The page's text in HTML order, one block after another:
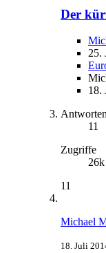
Der
25.
18.
11
Zugriffe
26k
11
Michael
18. Juli